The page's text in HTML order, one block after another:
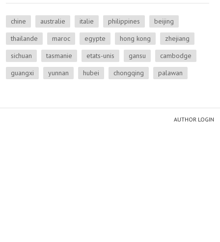
chine australie italie philippines
beijing
thailande
maroc egypte hong kong
zhejiang
sichuan
tasmanie etats-unis gansu
cambodge
guangxi
yunnan hubei chongqing palawan
AUTHOR LOGIN